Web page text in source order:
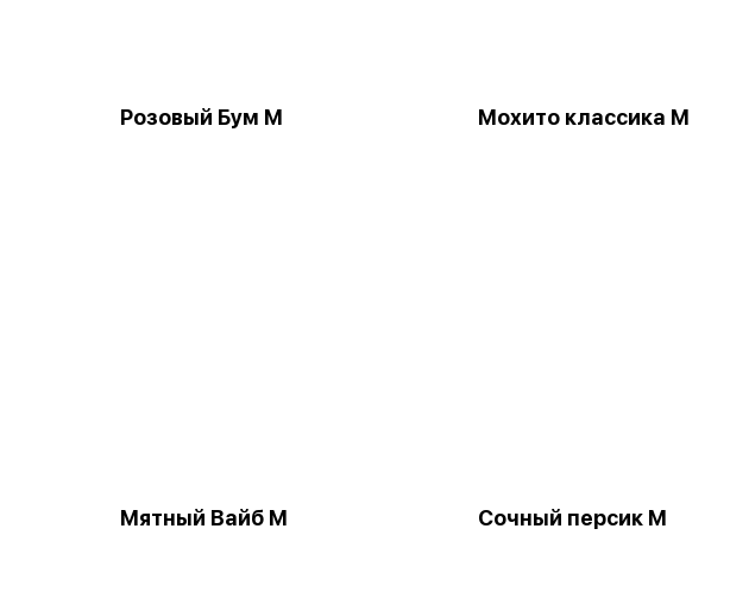
Розовый Бум М Мохито классика М
Мятный Вайб М Сочный персик М